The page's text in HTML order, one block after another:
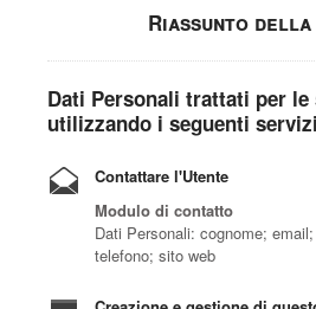
Riassunto
Dati Personali trattati per
utilizzando i seguenti
Contattare l'Utente
Modulo di contatto
Dati Personali: cognome;
telefono; sito web